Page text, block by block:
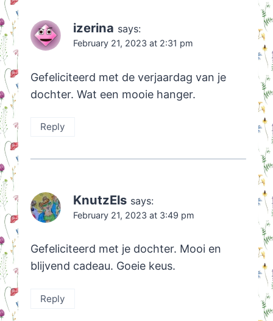
izerina says:
February 21, 2023 at 2:31 pm
Gefeliciteerd met de verjaardag van je
dochter. Wat een mooie hanger.
Reply
KnutzEls says:
February 21, 2023 at 3:49 pm
Gefeliciteerd met je dochter. Mooi en
blijvend cadeau. Goeie keus.
Reply